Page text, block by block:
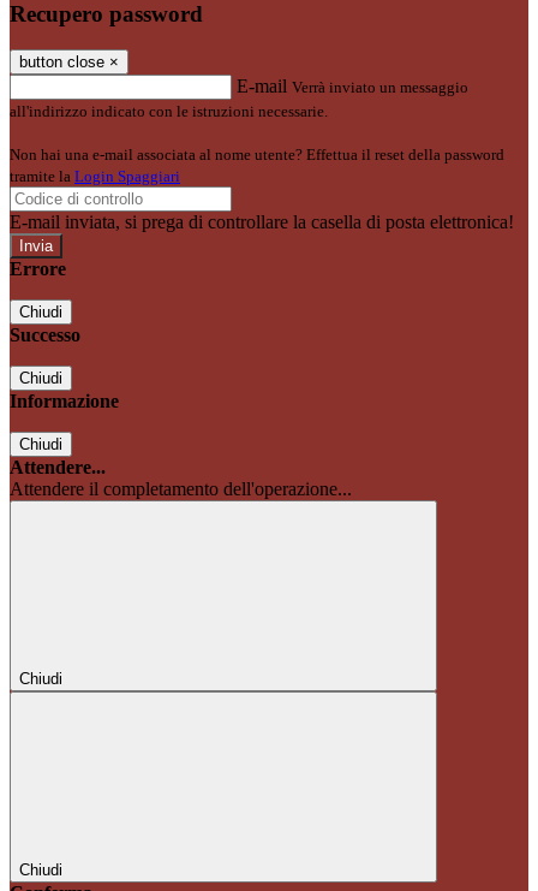
Recupero password
button close ×
E-mail Verrà inviato un messaggio
all'indirizzo indicato con le istruzioni necessarie.
Non hai una e-mail associata al nome utente? Effettua il reset della password
tramite la Login Spaggiari
E-mail inviata, si prega di controllare la casella di posta elettronica!
Errore
Chiudi
Successo
Chiudi
Informazione
Chiudi
Attendere...
Attendere il completamento dell'operazione...
Chiudi
Chiudi